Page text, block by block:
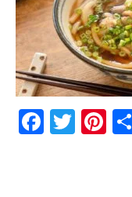
Fac
Twi
Pin